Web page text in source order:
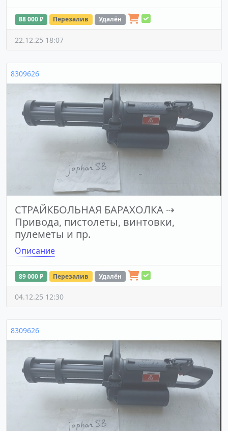
88 000 ₽ Перезалив Удалён
22.12.25 18:07
8309626
СТРАЙКБОЛЬНАЯ БАРАХОЛКА ⇢
Привода, пистолеты, винтовки,
пулеметы и пр.
Описание
89 000 ₽ Перезалив Удалён
04.12.25 12:30
8309626